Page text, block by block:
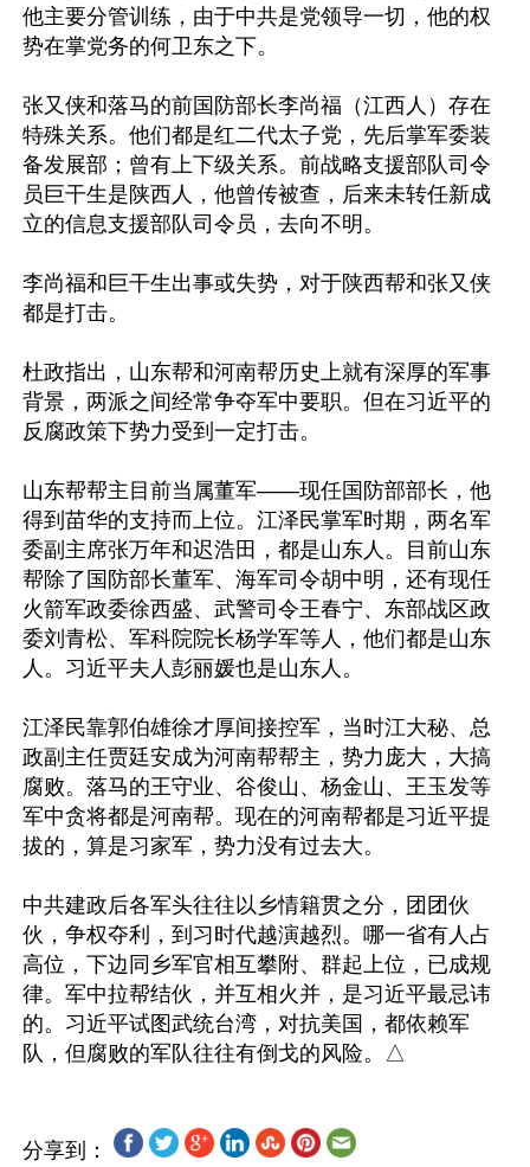
他主要分管训练，由于中共是党领导一切，他的权
势在掌党务的何卫东之下。
张又侠和落马的前国防部长李尚福（江西人）存在
特殊关系。他们都是红二代太子党，先后掌军委装
备发展部；曾有上下级关系。前战略支援部队司令
员巨干生是陕西人，他曾传被查，后来未转任新成
立的信息支援部队司令员，去向不明。
李尚福和巨干生出事或失势，对于陕西帮和张又侠
都是打击。
杜政指出，山东帮和河南帮历史上就有深厚的军事
背景，两派之间经常争夺军中要职。但在习近平的
反腐政策下势力受到一定打击。
山东帮帮主目前当属董军——现任国防部部长，他
得到苗华的支持而上位。江泽民掌军时期，两名军
委副主席张万年和迟浩田，都是山东人。目前山东
帮除了国防部长董军、海军司令胡中明，还有现任
火箭军政委徐西盛、武警司令王春宁、东部战区政
委刘青松、军科院院长杨学军等人，他们都是山东
人。习近平夫人彭丽媛也是山东人。
江泽民靠郭伯雄徐才厚间接控军，当时江大秘、总
政副主任贾廷安成为河南帮帮主，势力庞大，大搞
腐败。落马的王守业、谷俊山、杨金山、王玉发等
军中贪将都是河南帮。现在的河南帮都是习近平提
拔的，算是习家军，势力没有过去大。
中共建政后各军头往往以乡情籍贯之分，团团伙
伙，争权夺利，到习时代越演越烈。哪一省有人占
高位，下边同乡军官相互攀附、群起上位，已成规
律。军中拉帮结伙，并互相火并，是习近平最忌讳
的。习近平试图武统台湾，对抗美国，都依赖军
分享到：